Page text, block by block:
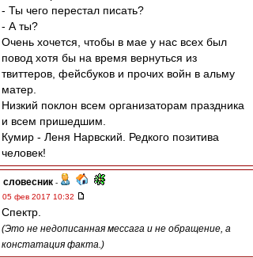
- Ты чего перестал писать?
- А ты?
Очень хочется, чтобы в мае у нас всех был
повод хотя бы на время вернуться из
твиттеров, фейсбуков и прочих войн в альму
матер.
Низкий поклон всем организаторам праздника
и всем пришедшим.
Кумир - Леня Нарвский. Редкого позитива
человек!
словесник -
05 фев 2017 10:32
Спектр.
(Это не недописанная мессага и не обращение, а
констатация факта.)